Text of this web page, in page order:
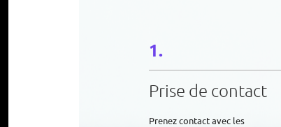
Prise de contact
Prenez contact avec les